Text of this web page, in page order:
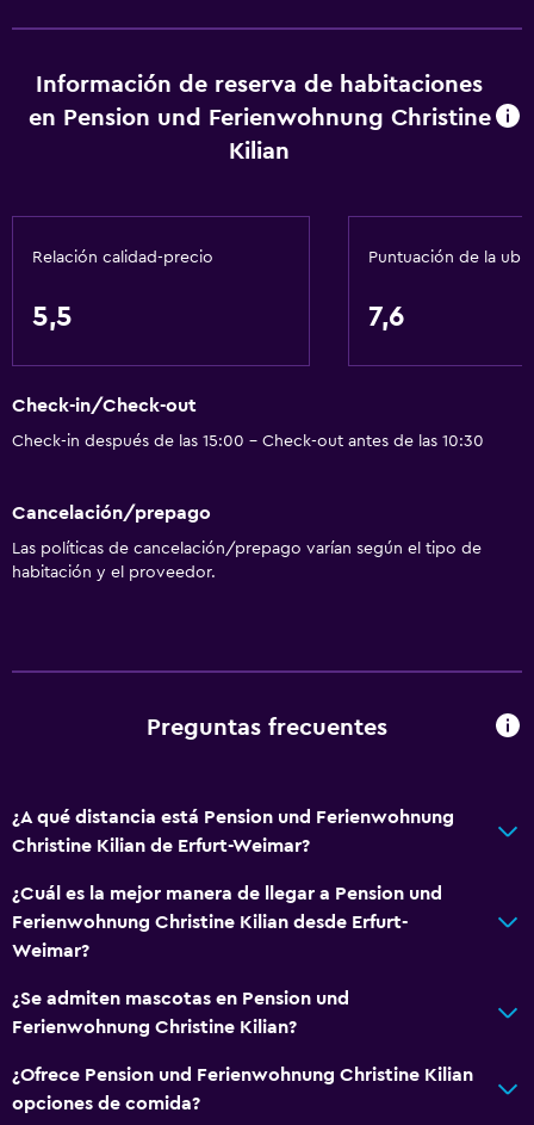
Cafetera
Comedor
Vista a una calle tranquila
Vista a punto de interés
Alfombrado
Servicios básicos
Wifi disponible en todas las instalaciones
Ropa de cama
Toallas
Extinguidor
Alarma de humo
Calefacción
Toallas/ropa de cama (cargo adicional)
Información de reserva de habitaciones
en Pension und Ferienwohnung Christine
Kilian
Relación calidad-precio
5,5
Puntuación de la
7,6
Check-in/Check-out
Check-in después de las 15:00 - Check-out antes de las 10:30
Cancelación/prepago
Las políticas de cancelación/prepago varían según el tipo de
habitación y el proveedor.
Preguntas frecuentes
¿A qué distancia está Pension und Ferienwohnung
Christine Kilian de Erfurt-Weimar?
¿Cuál es la mejor manera de llegar a Pension und
Ferienwohnung Christine Kilian desde Erfurt-
Weimar?
¿Se admiten mascotas en Pension und
Ferienwohnung Christine Kilian?
¿Ofrece Pension und Ferienwohnung Christine Kilian
opciones de comida?